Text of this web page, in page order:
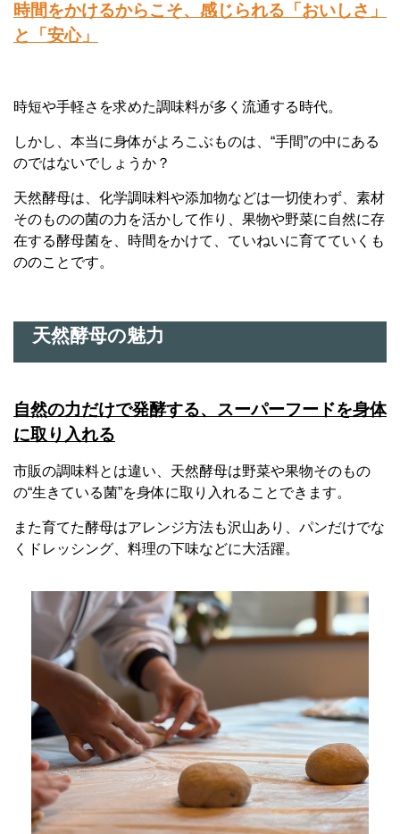
時間をかけるからこそ、感じられる「おいしさ」
と「安心」
時短や手軽さを求めた調味料が多く流通する時代。
しかし、本当に身体がよろこぶものは、“手間”の中にある
のではないでしょうか？
天然酵母は、化学調味料や添加物などは一切使わず、素材
そのものの菌の力を活かして作り、果物や野菜に自然に存
在する酵母菌を、時間をかけて、ていねいに育てていくも
ののことです。
天然酵母の魅力
自然の力だけで発酵する、スーパーフードを身体
に取り入れる
市販の調味料とは違い、天然酵母は野菜や果物そのもの
の“生きている菌”を身体に取り入れることできます。
また育てた酵母はアレンジ方法も沢山あり、パンだけでな
くドレッシング、料理の下味などに大活躍。